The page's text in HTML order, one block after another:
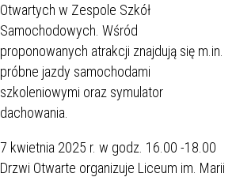
Otwartych w Zespole Szkół
Samochodowych. Wśród
proponowanych atrakcji znajdują się m.in.
próbne jazdy samochodami
szkoleniowymi oraz symulator
dachowania.
7 kwietnia 2025 r. w godz. 16.00 -18.00
Drzwi Otwarte organizuje Liceum im. Marii